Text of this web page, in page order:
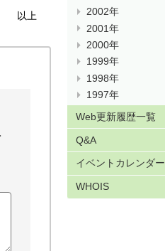
以上
2002年
2001年
2000年
1999年
1998年
1997年
Web更新履歴一覧
Q&A
イベントカレンダー
WHOIS